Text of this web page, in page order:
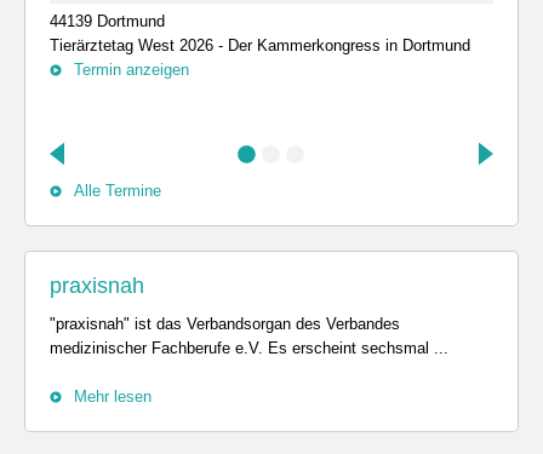
44139 Dortmund
Tierärztetag West 2026 - Der Kammerkongress in Dortmund
Termin anzeigen
Alle Termine
praxisnah
"praxisnah" ist das Verbandsorgan des Verbandes
medizinischer Fachberufe e.V. Es erscheint sechsmal ...
Mehr lesen